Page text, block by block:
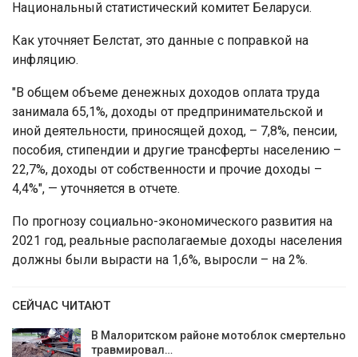
Национальный статистический комитет Беларуси.
Как уточняет Белстат, это данные с поправкой на
инфляцию.
"В общем объеме денежных доходов оплата труда
занимала 65,1%, доходы от предпринимательской и
иной деятельности, приносящей доход, – 7,8%, пенсии,
пособия, стипендии и другие трансферты населению –
22,7%, доходы от собственности и прочие доходы –
4,4%", — уточняется в отчете.
По прогнозу социально-экономического развития на
2021 год, реальные располагаемые доходы населения
должны были вырасти на 1,6%, выросли – на 2%.
СЕЙЧАС ЧИТАЮТ
В Малоритском районе мотоблок смертельно
травмировал…